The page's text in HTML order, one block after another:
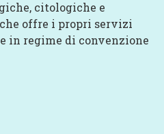
citologiche e
offre i propri servizi
in regime di convenzione